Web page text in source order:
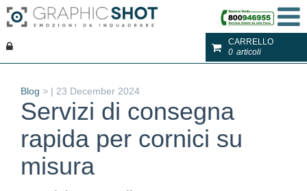
CARRELLO
0 articoli
Blog > | 23 December 2024
Servizi di consegna
rapida per cornici su
misura